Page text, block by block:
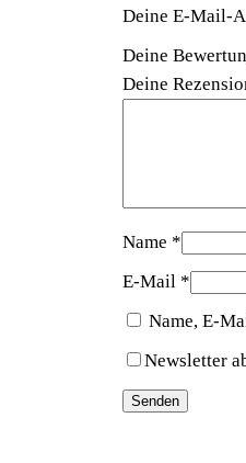
Deine E-Mail-
Deine
Deine
Name *
E-Mail *
Name, E-
Newsletter